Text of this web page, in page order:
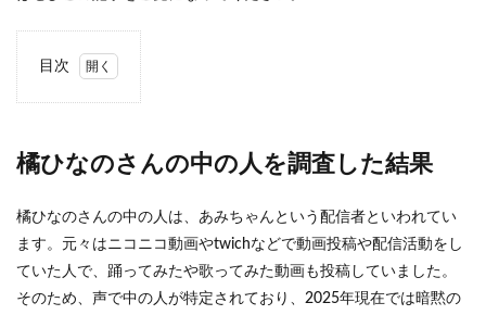
目次
さん
の中
を調
た結
果
2
橘ひなのさんの中の人を調査した結果
橘ひなのさんの中の人は、あみちゃんという配信者といわれてい
ます。元々はニコニコ動画やtwichなどで動画投稿や配信活動をし
ていた人で、踊ってみたや歌ってみた動画も投稿していました。
そのため、声で中の人が特定されており、2025年現在では暗黙の